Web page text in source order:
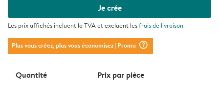
Je crée
Les prix affichés incluent la TVA et excluent lesfrais de livraison
Plus vous créez, plus vous économisez| Promo question_mark_circle
Quantité Prix ​​par pièce